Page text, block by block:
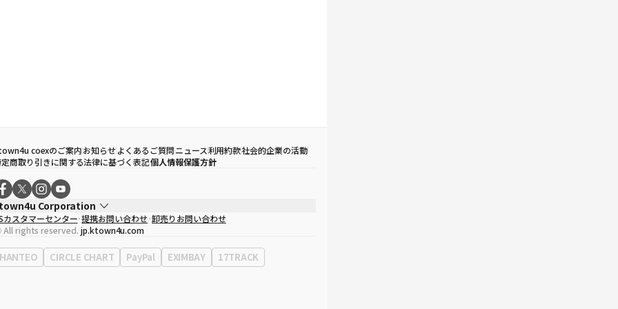
coexのご案内お知らせよくあるご質問ニュース利用約款社会的企業の活動
商取り引きに関する法律に基づく表記個人情報保護方針
Corporation
取締役
ソン・ヒョミン
業者登録番号120-87-71116
0120-23-7523
務所住所
ソウル特別市江南区永東大路513、3階(三成洞、coex)
カスタマーセンター 提携お問い合わせ 卸売りお問い合わせ
rights reserved. jp.ktown4u.com
HANTEO CIRCLE CHART PayPal EXIMBAY 17TRACK